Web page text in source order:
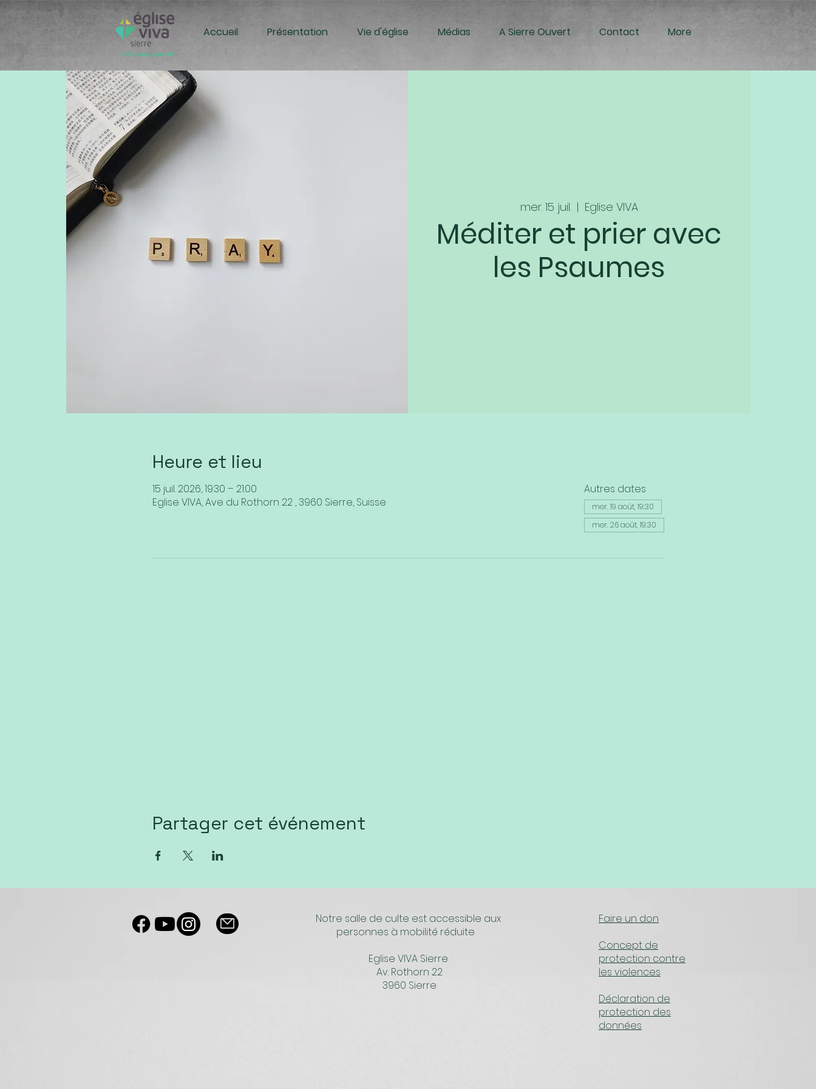
Accueil Présentation Vie d'église Médias A Sierre Ouvert Contact More
mer. 15 juil.
  |
Eglise VIVA
Méditer et prier avec
les Psaumes
Heure et lieu
15 juil. 2026, 19:30 – 21:00
Eglise VIVA, Ave du Rothorn 22 , 3960 Sierre, Suisse
Autres dates
mer. 19 août, 19:30
mer. 26 août, 19:30
Partager cet événement
Notre salle de culte est accessible aux
personnes à mobilité réduite
Eglise VIVA Sierre
Av. Rothorn 22
3960 Sierre
Faire un don
Concept de
protection contre
les violences​
Déclaration de
protection des
données